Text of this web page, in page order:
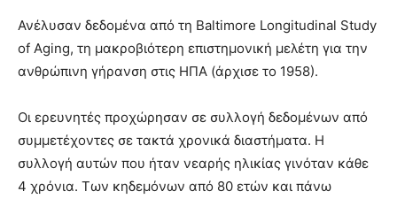
Ανέλυσαν δεδομένα από τη Baltimore Longitudinal Study
of Aging, τη μακροβιότερη επιστημονική μελέτη για την
ανθρώπινη γήρανση στις ΗΠΑ (άρχισε το 1958).
Οι ερευνητές προχώρησαν σε συλλογή δεδομένων από
συμμετέχοντες σε τακτά χρονικά διαστήματα. Η
συλλογή αυτών που ήταν νεαρής ηλικίας γινόταν κάθε
4 χρόνια. Των κηδεμόνων από 80 ετών και πάνω